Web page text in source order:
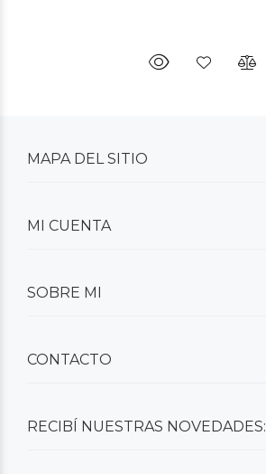
RECIBÍ NUESTRAS NOVEDADES:
MAPA DEL SITIO
MI CUENTA
SOBRE MI
CONTACTO